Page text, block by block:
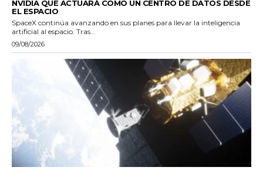
NVIDIA QUE ACTUARÁ COMO UN CENTRO DE DATOS DESDE
EL ESPACIO
SpaceX continúa avanzando en sus planes para llevar la inteligencia
artificial al espacio. Tras...
09/08/2026